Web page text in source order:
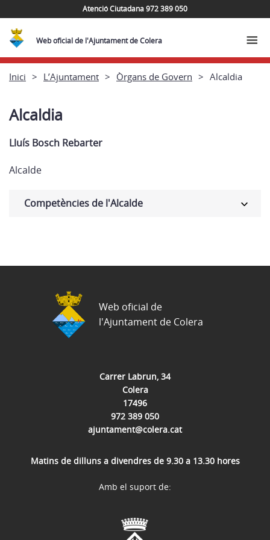
Atenció Ciutadana 972 389 050
Web oficial de l'Ajuntament de Colera
Inici L’Ajuntament Òrgans de Govern Alcaldia
Alcaldia
Lluís Bosch Rebarter
Alcalde
Competències de l'Alcalde
Carrer Labrun, 34
Colera
17496
972 389 050
ajuntament@colera.cat
Matins de dilluns a divendres de 9.30 a 13.30 hores
Web oficial de
l'Ajuntament de Colera
Amb el suport de: